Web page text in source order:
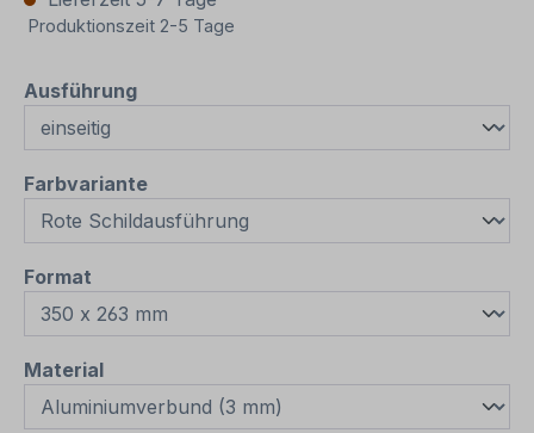
Produktionszeit 2-5 Tage
Ausführungauswählen
Farbvarianteauswählen
Format
Materialauswählen